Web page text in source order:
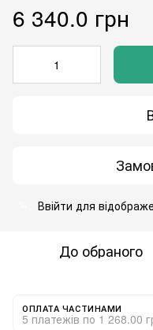
6 340.0 грн
Ввійти для
До обраного
ОПЛАТА ЧАСТИНАМИ
5 платежів по 1 268.00